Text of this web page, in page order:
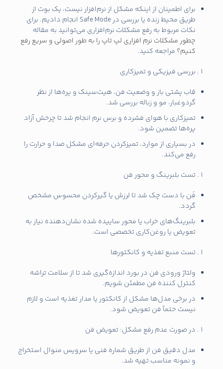
برای اطمینان از اینکه مشکل از نرم‌افزار نیست، یک بوت از
طریق محیط زنده یا بررسی در Safe Mode انجام دادیم. برای
نکات مربوط به رفع مشکلات نرم‌افزاری می‌توانید به مقاله
چطور مشکلات نرم‌ افزاری لپ تاپ را به طور اصولی و سریع رفع
کنیم؟ مراجعه کنید.
بررسی فیزیکی و تمیزکاری
قاب پشتی باز و وضعیت فن، هیت‌سینک و پره‌ها از نظر
گردوغبار، مو و زباله بررسی شد.
تمیزکاری با هوای فشرده و برس نرم انجام شد تا چرخش آزاد
پره‌ها تضمین شود.
در بسیاری از موارد، تمیزکردن حرفه‌ای مشکل صدا و حرارت را
رفع می‌کند.
تست بلبرینگ و محور فن
فَن با دست چک شد تا لرزش یا گیرکردن محسوس مشخص
گردد.
بلبرینگ‌های خراب یا محور ساییده شده نشان‌دهنده نیاز به
تعویض یا روغن‌کاری تخصصی است.
تست منبع تغذیه و کانکتورها
ولتاژ ورودی فن در بورد اندازه‌گیری شد تا از سلامت تراشه
کنترل کننده فن مطمئن شویم.
در برخی مدل‌ها مشکل از کانکتور یا مدار تغذیه است و لازم
نیست حتماً فن تعویض شود.
در صورت عدم رفع مشکل: تعویض فن
مدل دقیق فن از طریق شماره فنی یا سرویس منوال استخراج
و نمونه مناسب تهیه شد.